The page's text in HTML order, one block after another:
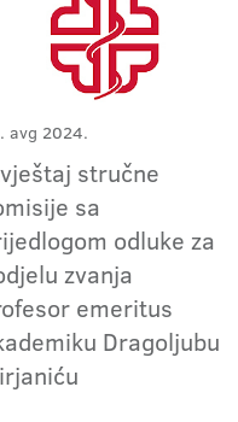
avg 2024.
stručne
sa
odluke za
zvanja
emeritus
Dragoljubu